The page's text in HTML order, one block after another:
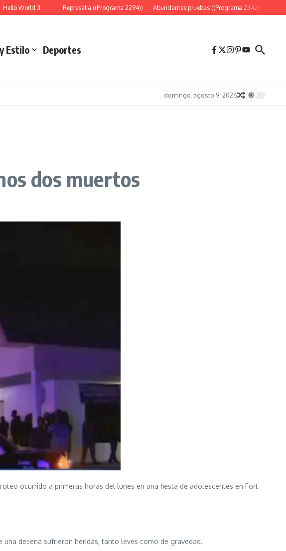
Hello World 3 Represalia ((Programa 2294)) Abundantes pruebas ((Programa 2342))
Estilo Deportes
domingo, agosto 9, 2026
dos muertos
ocurrido a primeras horas del lunes en una fiesta de adolescentes en Fort
decena sufrieron heridas, tanto leves como de gravedad.